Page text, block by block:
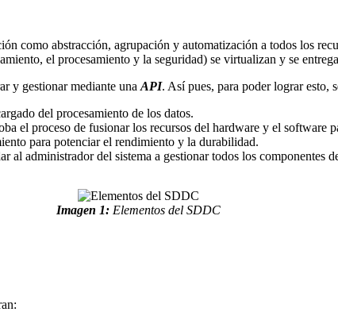
como abstracción, agrupación y automatización a todos los
el procesamiento y la seguridad) se virtualizan y se
y gestionar mediante una API. Así pues, para poder lograr esto,
del procesamiento de los datos.
el proceso de fusionar los recursos del hardware y el software
para potenciar el rendimiento y la durabilidad.
al administrador del sistema a gestionar todos los componentes
Imagen 1:Elementos del SDDC